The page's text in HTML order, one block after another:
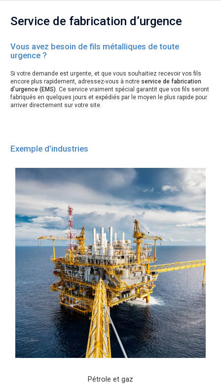
Service de fabrication d’urgence
Vous avez besoin de fils métalliques de toute
urgence ?
Si votre demande est urgente, et que vous souhaitiez recevoir vos fils
encore plus rapidement, adressez-vous à notre service de fabrication
d’urgence (EMS). Ce service vraiment spécial garantit que vos fils seront
fabriqués en quelques jours et expédiés par le moyen le plus rapide pour
arriver directement sur votre site.
Exemple d’industries
Pétrole et gaz